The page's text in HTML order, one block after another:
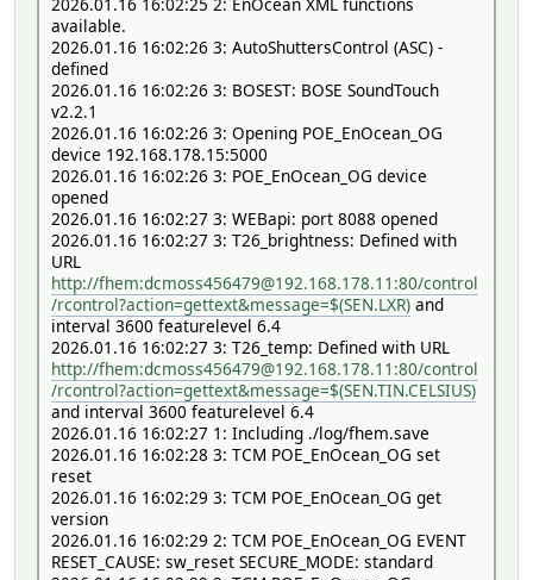
available.
2026.01.16 16:02:26 3: AutoShuttersControl (ASC) -
defined
2026.01.16 16:02:26 3: BOSEST: BOSE SoundTouch
v2.2.1
2026.01.16 16:02:26 3: Opening POE_EnOcean_OG
device 192.168.178.15:5000
2026.01.16 16:02:26 3: POE_EnOcean_OG device
opened
2026.01.16 16:02:27 3: WEBapi: port 8088 opened
2026.01.16 16:02:27 3: T26_brightness: Defined with
URL
http://fhem:dcmoss456479@192.168.178.11:80/control
/rcontrol?action=gettext&message=$(SEN.LXR) and
interval 3600 featurelevel 6.4
2026.01.16 16:02:27 3: T26_temp: Defined with URL
http://fhem:dcmoss456479@192.168.178.11:80/control
/rcontrol?action=gettext&message=$(SEN.TIN.CELSIUS)
and interval 3600 featurelevel 6.4
2026.01.16 16:02:27 1: Including ./log/fhem.save
2026.01.16 16:02:28 3: TCM POE_EnOcean_OG set
reset
2026.01.16 16:02:29 3: TCM POE_EnOcean_OG get
version
2026.01.16 16:02:29 2: TCM POE_EnOcean_OG EVENT
RESET_CAUSE: sw_reset SECURE_MODE: standard